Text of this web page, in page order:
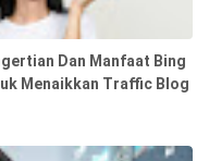
Dan Manfaat Bing
Menaikkan Traffic Blog